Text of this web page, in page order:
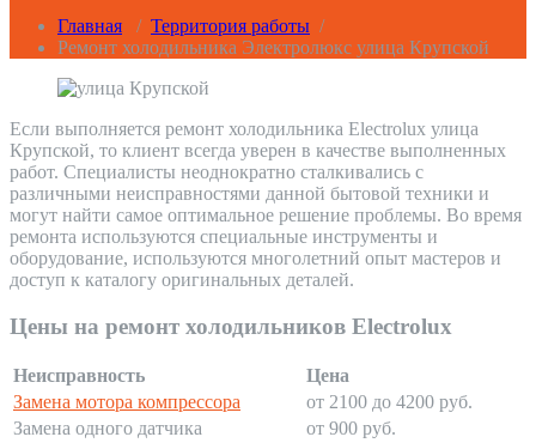
Главная / Территория работы /
Ремонт холодильника Электролюкс улица Крупской
Если выполняется ремонт холодильника Electrolux улица
Крупской, то клиент всегда уверен в качестве выполненных
работ. Специалисты неоднократно сталкивались с
различными неисправностями данной бытовой техники и
могут найти самое оптимальное решение проблемы. Во время
ремонта используются специальные инструменты и
оборудование, используются многолетний опыт мастеров и
доступ к каталогу оригинальных деталей.
Цены на ремонт холодильников Electrolux
Неисправность
Цена
Замена мотора компрессора
от 2100 до 4200 руб.
Замена одного датчика
от 900 руб.